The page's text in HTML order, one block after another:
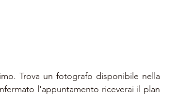
Trova un fotografo disponibile nella
l'appuntamento riceverai il plan